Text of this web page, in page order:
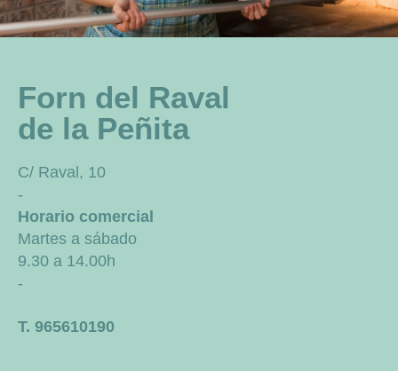
Forn del Raval
de la Peñita
C/ Raval, 10
-
Horario comercial
Martes a sábado
9.30 a 14.00h
-
T. 965610190